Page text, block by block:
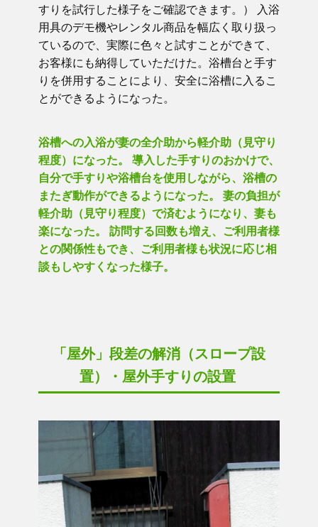
すりを試行した様子をご確認できます。） 入浴
用具のデモ機やレンタル商品を幅広く取り扱っ
ているので、実際に色々と試すことができて、
お客様にも納得していただけた。浴槽台と手す
りを併用することにより、安全に浴槽に入るこ
とができるようになった。
浴槽への入浴が妻の全介助から軽介助（見守り
程度）になった。 導入した手すりのおかけで、
自分で手すりや浴槽台を使用しながら、浴槽の
またぎ動作ができるようになった。 妻の負担が
軽介助（見守り程度）で済むようになり、妻も
楽になった。 訪問する回数も増え、ご利用者様
との関係性もでき、ご利用者様も状況に応じ相
談もしやすくなった様子。
「屋外」段差の解消（スロープ設
置）・屋外手すりの設置